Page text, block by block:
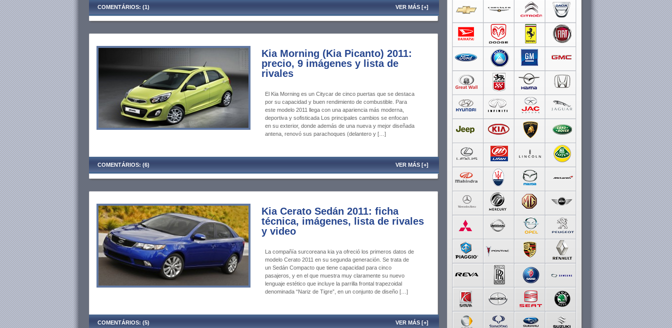
COMENTÁRIOS: (1) VER MÁS [+]
Kia Morning (Kia Picanto) 2011:
precio, 9 imágenes y lista de
rivales
El Kia Morning es un Citycar de cinco puertas que se destaca
por su capacidad y buen rendimiento de combustible. Para
este modelo 2011 llega con una apariencia más moderna,
deportiva y sofisticada Los principales cambios se enfocan
en su exterior, donde además de una nueva y mejor diseñada
antena, renovó sus parachoques (delantero y […]
COMENTÁRIOS: (6) VER MÁS [+]
Kia Cerato Sedán 2011: ficha
técnica, imágenes, lista de rivales
y video
La compañía surcoreana kia ya ofreció los primeros datos de
modelo Cerato 2011 en su segunda generación. Se trata de
un Sedán Compacto que tiene capacidad para cinco
pasajeros, y en el que muestra muy claramente su nuevo
lenguaje estético que incluye la parrilla frontal trapezoidal
denominada “Nariz de Tigre”, en un conjunto de diseño […]
COMENTÁRIOS: (5) VER MÁS [+]